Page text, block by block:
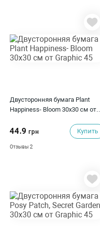
Двусторонняя бумага Plant
Happiness- Bloom 30x30 см от
44.9 грн Купить
Отзывы 2